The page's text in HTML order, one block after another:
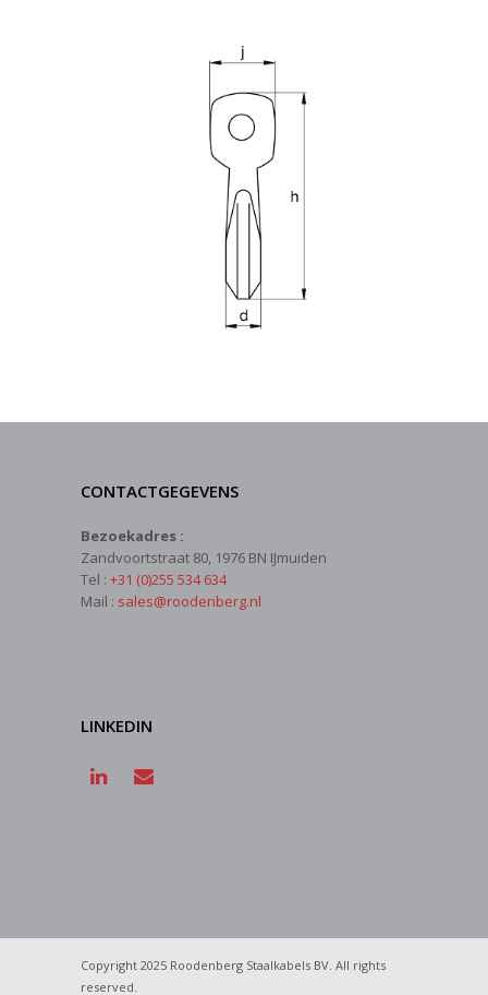
CONTACTGEGEVENS
Bezoekadres :
Zandvoortstraat 80, 1976 BN IJmuiden
Tel : +31 (0)255 534 634
Mail : sales@roodenberg.nl
LINKEDIN
Copyright 2025 Roodenberg Staalkabels BV. All rights
reserved.